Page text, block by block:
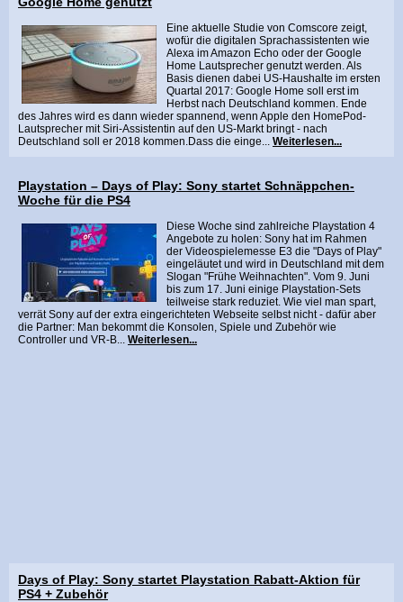
Eine aktuelle Studie von Comscore zeigt,
wofür die digitalen Sprachassistenten wie
Alexa im Amazon Echo oder der Google
Home Lautsprecher genutzt werden. Als
Basis dienen dabei US-Haushalte im ersten
Quartal 2017: Google Home soll erst im
Herbst nach Deutschland kommen. Ende
des Jahres wird es dann wieder spannend, wenn Apple den HomePod-
Lautsprecher mit Siri-Assistentin auf den US-Markt bringt - nach
Deutschland soll er 2018 kommen.Dass die einge... Weiterlesen...
Playstation – Days of Play: Sony startet Schnäppchen-
Woche für die PS4
Diese Woche sind zahlreiche Playstation 4
Angebote zu holen: Sony hat im Rahmen
der Videospielemesse E3 die "Days of Play"
eingeläutet und wird in Deutschland mit dem
Slogan "Frühe Weihnachten". Vom 9. Juni
bis zum 17. Juni einige Playstation-Sets
teilweise stark reduziet. Wie viel man spart,
verrät Sony auf der extra eingerichteten Webseite selbst nicht - dafür aber
die Partner: Man bekommt die Konsolen, Spiele und Zubehör wie
Controller und VR-B... Weiterlesen...
Days of Play: Sony startet Playstation Rabatt-Aktion für
PS4 + Zubehör